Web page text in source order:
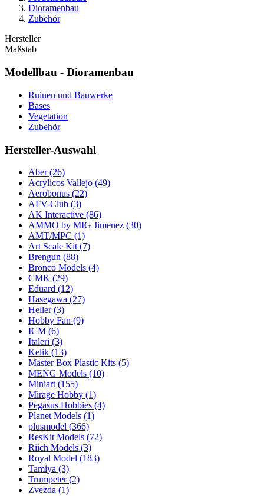
Dioramenbau
Zubehör
Hersteller
Maßstab
Modellbau - Dioramenbau
Ruinen und Bauwerke
Bases
Vegetation
Zubehör
Hersteller-Auswahl
Aber(26)
Acrylicos Vallejo (49)
Aerobonus (22)
AFV-Club (3)
AK Interactive (86)
AMMO by MIG Jimenez (30)
AMT/MPC (1)
Art Scale Kit (7)
Brengun (88)
Bronco Models (4)
CMK (29)
Eduard (12)
Hasegawa (27)
Heller(3)
Hobby Fan (9)
ICM (6)
Italeri (3)
Kelik (13)
Master Box Plastic Kits (5)
MENG Models (10)
Miniart (155)
Mirage Hobby (1)
Pegasus Hobbies (4)
Planet Models (1)
plusmodel (366)
ResKit Models (72)
Riich Models (3)
Royal Model (183)
Tamiya (3)
Trumpeter(2)
Zvezda (1)